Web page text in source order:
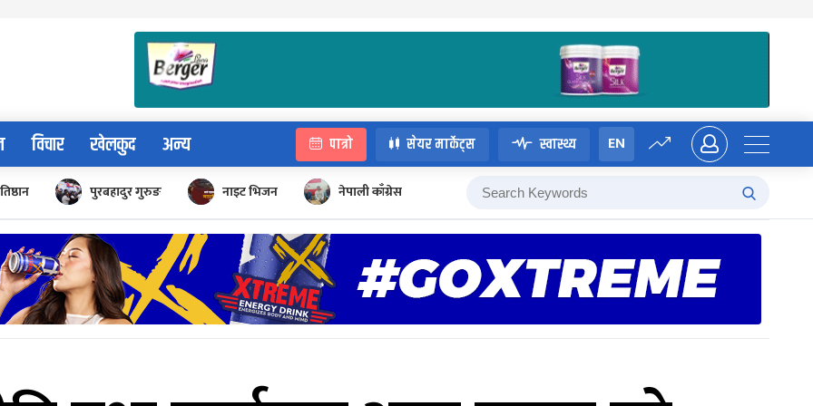
विचार खेलकुद अन्य पात्रो सेयर मार्केट्स स्वास्थ्य EN
पुरबहादुर गुरुङ नाइट भिजन नेपाली काँग्रेस